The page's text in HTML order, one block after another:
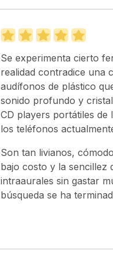
Se experimenta cierto
realidad contradice una
audífonos de plástico
sonido profundo y
CD players portátiles de
los teléfonos
Son tan livianos,
bajo costo y la sencillez
intraaurales sin gastar
búsqueda se ha